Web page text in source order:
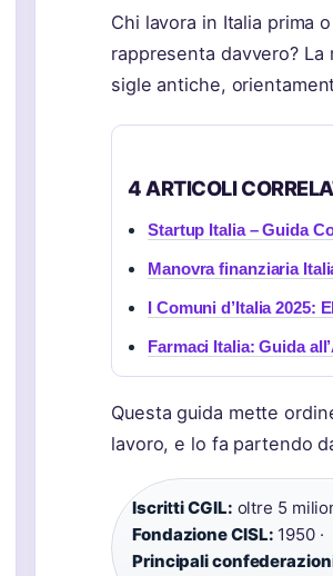
Chi lavora in Italia prima
rappresenta davvero?
sigle antiche,
4 ARTICOLI
Startup Italia – Guida
Manovra finanziaria
I Comuni d’Italia 2025:
Farmaci Italia: Guida
Questa guida mette
lavoro, e lo fa partendo
Iscritti CGIL: oltre 5
Fondazione CISL: 1950 ·
Principali